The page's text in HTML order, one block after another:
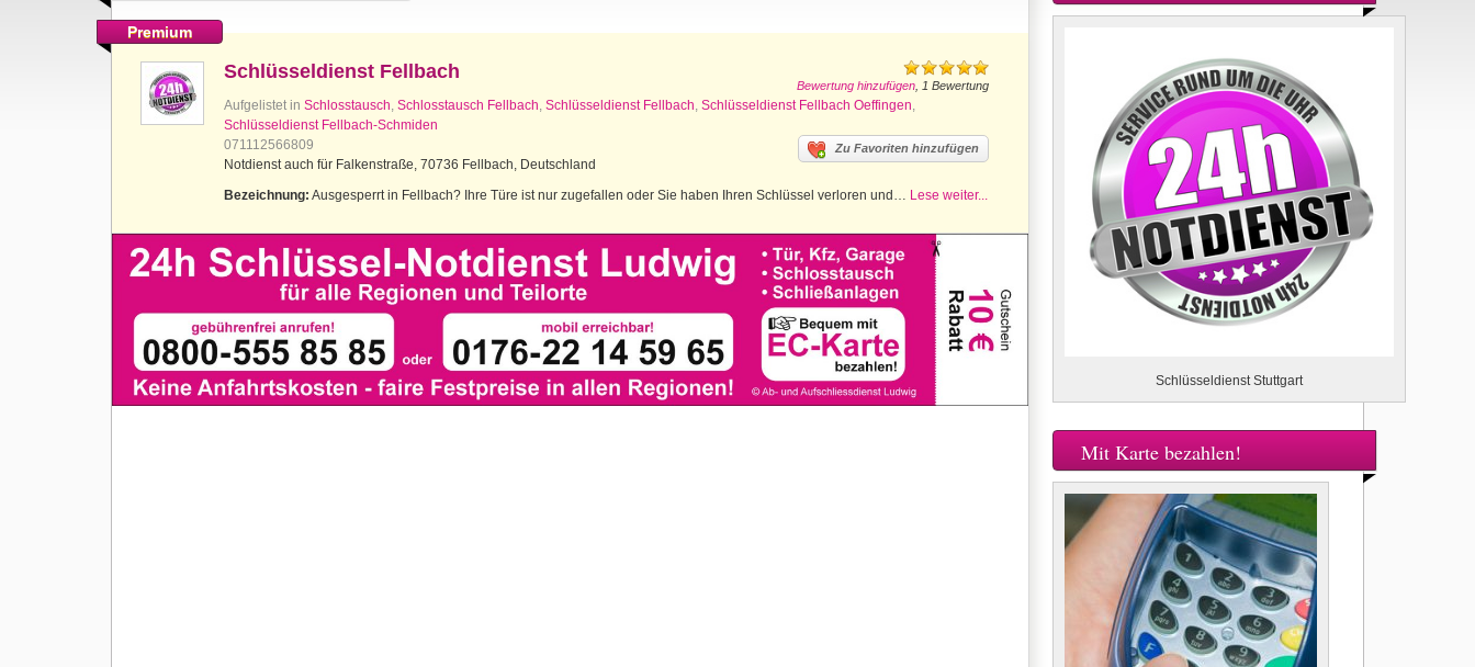
Premium
Bewertung hinzufügen , 1 Bewertung
Schlüsseldienst Fellbach
Aufgelistet in Schlosstausch, Schlosstausch Fellbach, Schlüsseldienst Fellbach, Schlüsseldienst Fellbach Oeffingen,
Schlüsseldienst Fellbach-Schmiden
Zu Favoriten hinzufügen
071112566809
Notdienst auch für Falkenstraße, 70736 Fellbach, Deutschland
Bezeichnung: Ausgesperrt in Fellbach? Ihre Türe ist nur zugefallen oder Sie haben Ihren Schlüssel verloren und… Lese weiter...
Schlüsseldienst Stuttgart
Mit Karte bezahlen!